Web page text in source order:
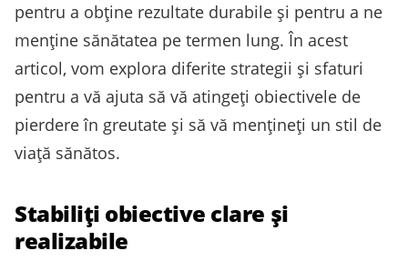
pentru a obține rezultate durabile și pentru a ne
menține sănătatea pe termen lung. În acest
articol, vom explora diferite strategii și sfaturi
pentru a vă ajuta să vă atingeți obiectivele de
pierdere în greutate și să vă mențineți un stil de
viață sănătos.
Stabiliți obiective clare și
realizabile